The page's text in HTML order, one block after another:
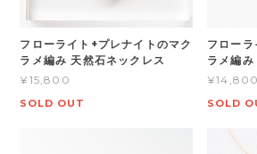
フローライト+プレナイトのマク
ラメ編み 天然石ネックレス
¥15,800
SOLD OUT
フロー
ラメ編
¥14,800
SOLD